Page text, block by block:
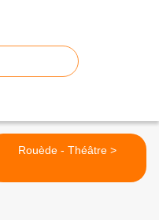
Rouède - Théâtre >